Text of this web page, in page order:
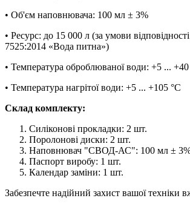
• Об'єм наповнювача: 100 мл ± 3%
• Ресурс: до 15 000 л (за умови
7525:2014 «Вода питна»)
• Температура оброблюваної води: +5 ...
• Температура нагрітої води: +5 ... +105 °С
Склад комплекту:
Силіконові прокладки: 2 шт.
Поролонові диски: 2 шт.
Наповнювач "СВОД-АС": 100 мл ±
Паспорт виробу: 1 шт.
Календар заміни: 1 шт.
Забезпечте надійний захист вашої техніки